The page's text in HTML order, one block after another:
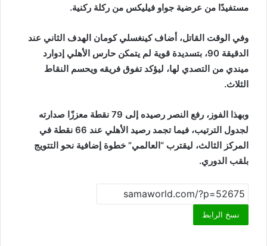
مستفيدًا من عرضية جواو فيليكس من ركلة ركنية.
وفي الوقت القاتل، أضافكينغسلي كومان الهدف الثاني عند
الدقيقة 90، بتسديدة قوية لم يتمكن حارس الأهلي إدوارد
ميندي من التصدي لها، ليؤكد تفوق فريقه ويحسم النقاط
الثلاث.
وبهذا الفوز، رفع النصر رصيده إلى 79 نقطة معززًا صدارته
لجدول الترتيب، فيما تجمد رصيد الأهلي عند 66 نقطة في
المركز الثالث، ليقترب “العالمي” خطوة إضافية نحو التتويج
بلقب الدوري.
نسخ الرابط